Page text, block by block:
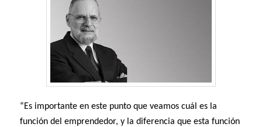
“Es importante en este punto que veamos cuál es la
función del emprendedor, y la diferencia que esta función